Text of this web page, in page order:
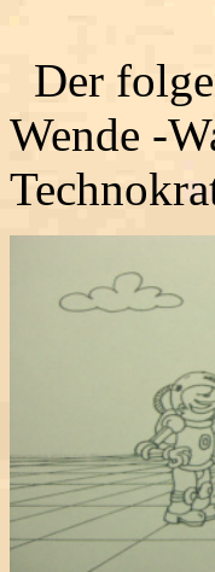
Der
Wende -